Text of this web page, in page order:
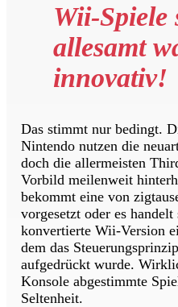
Wii-Spiele
allesamt
innovativ!
Das stimmt nur bedingt.
Nintendo nutzen die
doch die allermeisten
Vorbild meilenweit
bekommt eine von
vorgesetzt oder es
konvertierte Wii-Version
dem das
aufgedrückt wurde.
Konsole abgestimmte
Seltenheit.